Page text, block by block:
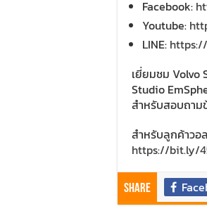
Facebook:
Youtube:
LINE:
เยี่ยมชม Volvo
Studio
สำหรับสอบถาม
สำหรับลูกค้าวอ
https://bit.ly/
Share